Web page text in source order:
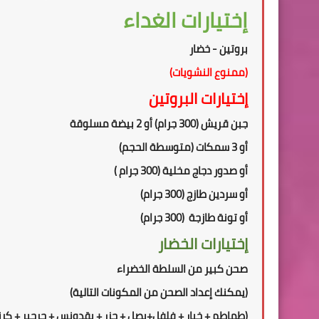
إختيارات الغداء
بروتين - خضار
(ممنوع النشويات)
إختيارات البروتين
جبن قريش (300 جرام) أو 2 بيضة مسلوقة
أو 3 سمكات (متوسطة الحجم)
أو صدور دجاج مخلية (300 جرام )
أو سردين طازج (300 جرام)
أو تونة طازجة (300 جرام)
إختيارات الخضار
صحن كبير من السلطة الخضراء
(يمكنك إعداد الصحن من المكونات التالية)